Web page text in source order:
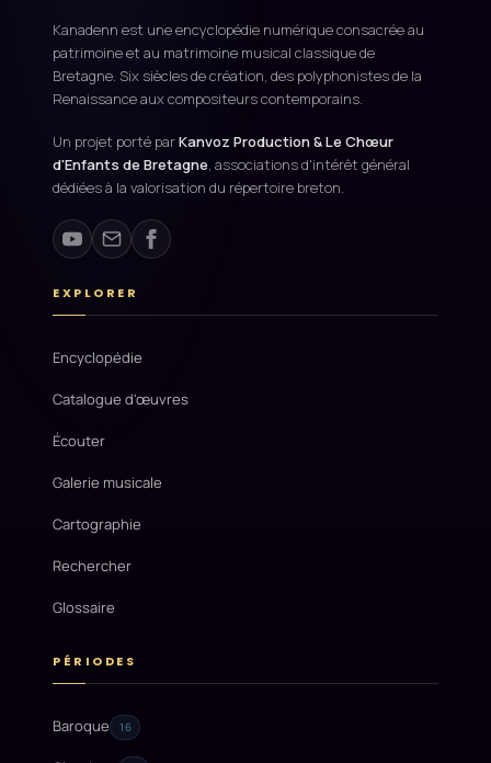
Kanadenn est une encyclopédie numérique consacrée au
patrimoine et au matrimoine musical classique de
Bretagne. Six siècles de création, des polyphonistes de la
Renaissance aux compositeurs contemporains.
Un projet porté parKanvoz Production & Le Chœur
d'Enfants de Bretagne, associations d'intérêt général
dédiées à la valorisation du répertoire breton.
EXPLORER
Encyclopédie
Catalogue d'œuvres
Écouter
Galerie musicale
Cartographie
Rechercher
Glossaire
PÉRIODES
Baroque 16